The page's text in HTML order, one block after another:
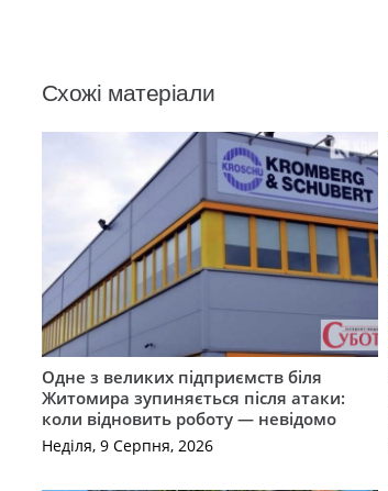
Схожі матеріали
Одне з великих підприємств біля
Житомира зупиняється після атаки:
коли відновить роботу — невідомо
Неділя, 9 Серпня, 2026